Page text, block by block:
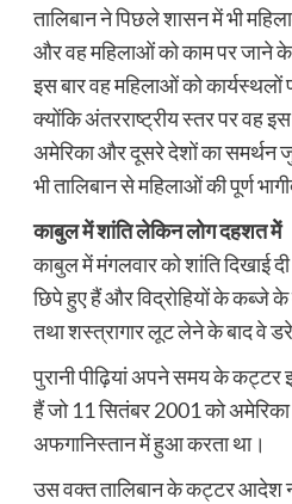
तालिबान ने पिछले शासन में भी
और वह महिलाओं को काम पर जाने
इस बार वह महिलाओं को
क्योंकि अंतरराष्ट्रीय स्तर पर वह
अमेरिका और दूसरे देशों का समर्थन
भी तालिबान से महिलाओं की पूर्ण
काबुल में शांति लेकिन लोग दहशत मेें
काबुल में मंगलवार को शांति दिखाई
छिपे हुए हैं और विद्रोहियों के कब्जे
तथा शस्त्रागार लूट लेने के बाद वे
पुरानी पीढ़ियां अपने समय के कट्टर
हैं जो 11 सितंबर 2001 को
अफगानिस्तान में हुआ करता था।
उस वक्त तालिबान के कट्टर आदेश न